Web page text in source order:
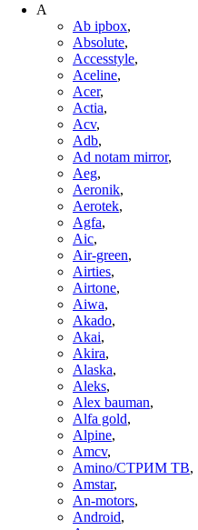
A
Ab ipbox,
Absolute,
Accesstyle,
Aceline,
Acer,
Actia,
Acv,
Adb,
Ad notam mirror,
Aeg,
Aeronik,
Aerotek,
Agfa,
Aic,
Air-green,
Airties,
Airtone,
Aiwa,
Akado,
Akai,
Akira,
Alaska,
Aleks,
Alex bauman,
Alfa gold,
Alpine,
Amcv,
Amino/СТРИМ ТВ,
Amstar,
An-motors,
Android,